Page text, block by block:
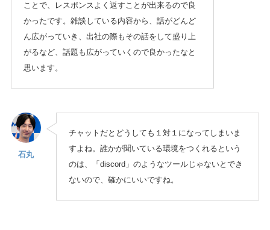
ことで、レスポンスよく返すことが出来るので良
かったです。雑談している内容から、話がどんど
ん広がっていき、出社の際もその話をして盛り上
がるなど、話題も広がっていくので良かったなと
思います。
石丸
チャットだとどうしても１対１になってしまいま
すよね。誰かが聞いている環境をつくれるという
のは、「discord」のようなツールじゃないとでき
ないので、確かにいいですね。